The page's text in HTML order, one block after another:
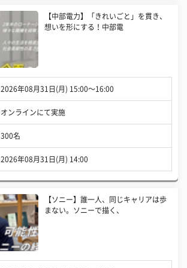
【中部電力】「きれいごと」を貫き、
想いを形にする！中部電
2026年08月31日(月) 15:00〜16:00
オンラインにて実施
300名
2026年08月31日(月) 14:00
【ソニー】誰一人、同じキャリアは歩
まない。ソニーで描く、